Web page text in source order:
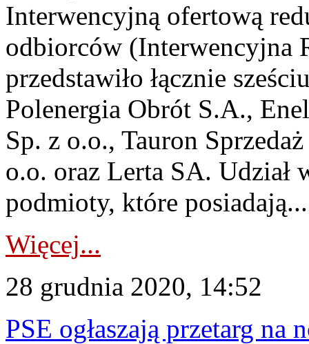
Interwencyjną ofertową
odbiorców (Interwencyjna
przedstawiło łącznie
Polenergia Obrót S.A.,
Sp. z o.o., Tauron
o.o. oraz Lerta SA. Udział
podmioty, które posiadają...
Więcej...
28 grudnia 2020, 14:52
PSE ogłaszają przetarg na